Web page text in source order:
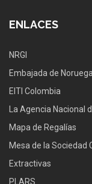
ENLACES
NRGI
Embajada de
EITI Colombia
La Agencia Nacional
Mapa de Regalías
Mesa de la Sociedad
Extractivas
PLARS